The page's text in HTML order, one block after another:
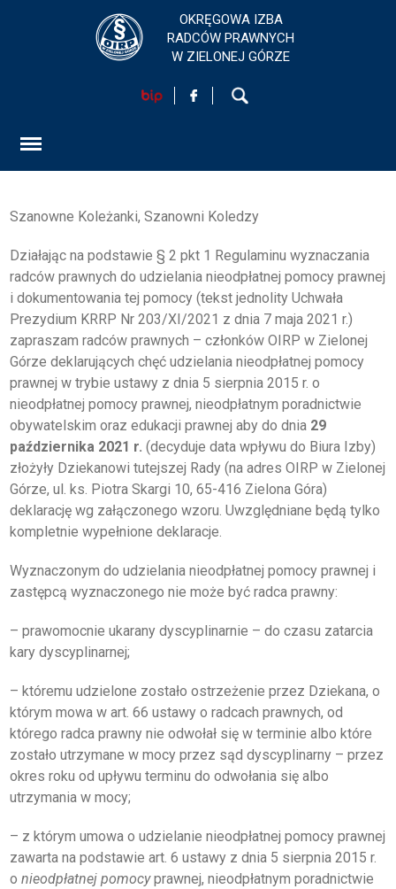
HOME
KONTAKT
EGZAMINY PRAWNICZE
O IZBIE
DLA RADCÓW
DLA APLIKANTÓW
SZKOLENIA
KLUB SENIORA
MEDIACJI
BIBLIOTEKA
GALERIA
KSIĘGA ZNAKU
DO POBRANIA
OKRĘGOWA IZBA
RADCÓW PRAWNYCH
W ZIELONEJ GÓRZE
Szanowne Koleżanki, Szanowni Koledzy
Działając na podstawie § 2 pkt 1 Regulaminu wyznaczania
radców prawnych do udzielania nieodpłatnej pomocy prawnej
i dokumentowania tej pomocy (tekst jednolity Uchwała
Prezydium KRRP Nr 203/XI/2021 z dnia 7 maja 2021 r.)
zapraszam radców prawnych – członków OIRP w Zielonej
Górze deklarujących chęć udzielania nieodpłatnej pomocy
prawnej w trybie ustawy z dnia 5 sierpnia 2015 r. o
nieodpłatnej pomocy prawnej, nieodpłatnym poradnictwie
obywatelskim oraz edukacji prawnej aby do dnia 29
października 2021 r. (decyduje data wpływu do Biura Izby)
złożyły Dziekanowi tutejszej Rady (na adres OIRP w Zielonej
Górze, ul. ks. Piotra Skargi 10, 65-416 Zielona Góra)
deklarację wg załączonego wzoru. Uwzględniane będą tylko
kompletnie wypełnione deklaracje.
Wyznaczonym do udzielania nieodpłatnej pomocy prawnej i
zastępcą wyznaczonego nie może być radca prawny:
– prawomocnie ukarany dyscyplinarnie – do czasu zatarcia
kary dyscyplinarnej;
– któremu udzielone zostało ostrzeżenie przez Dziekana, o
którym mowa w art. 66 ustawy o radcach prawnych, od
którego radca prawny nie odwołał się w terminie albo które
zostało utrzymane w mocy przez sąd dyscyplinarny – przez
okres roku od upływu terminu do odwołania się albo
utrzymania w mocy;
– z którym umowa o udzielanie nieodpłatnej pomocy prawnej
zawarta na podstawie art. 6 ustawy z dnia 5 sierpnia 2015 r.
o nieodpłatnej pomocyprawnej, nieodpłatnym poradnictwie